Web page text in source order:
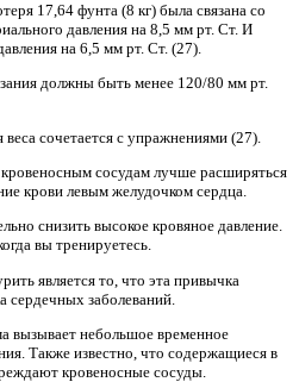
17,64 фунта (8 кг) была связана со
давления на 8,5 мм рт. Ст. И
на 6,5 мм рт. Ст. (27).
должны быть менее 120/80 мм рт.
сочетается с упражнениями (27).
сосудам лучше расширяться
крови левым желудочком сердца.
снизить высокое кровяное давление.
вы тренируетесь.
является то, что эта привычка
сердечных заболеваний.
вызывает небольшое временное
Также известно, что содержащиеся в
кровеносные сосуды.